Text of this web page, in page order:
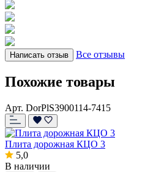
Написать отзыв Все отзывы
Похожие товары
Арт. DorPlS3900114-7415
Плита дорожная КЦО 3
5,0
В наличии